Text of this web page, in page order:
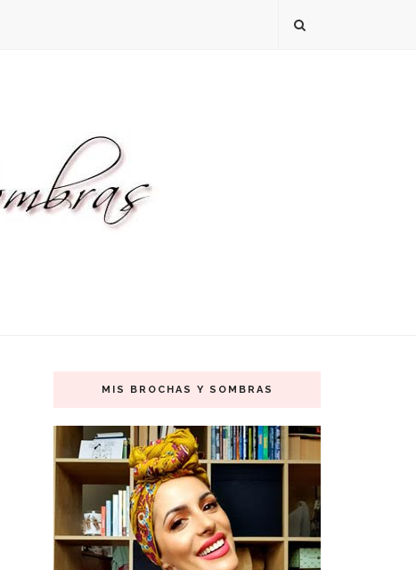
MIS BROCHAS Y SOMBRAS